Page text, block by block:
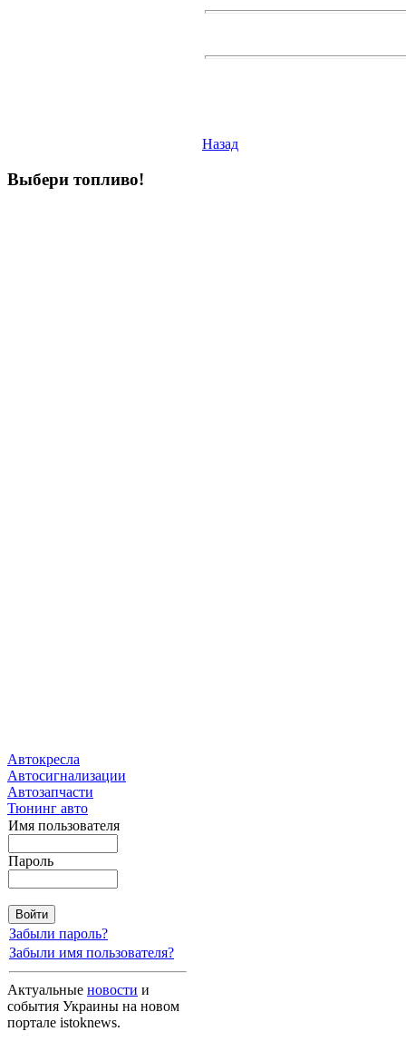
Назад
Выбери топливо!
Автокресла
Автосигнализации
Автозапчасти
Тюнинг авто
Имя пользователя
Пароль
Забыли пароль?
Забыли имя пользователя?
Актуальные новости и
события Украины на новом
портале istoknews.